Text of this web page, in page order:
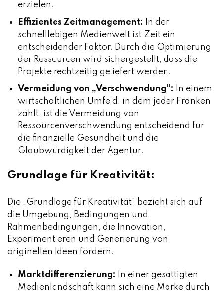
erzielen.
Effizientes Zeitmanagement: In der
schnelllebigen Medienwelt ist Zeit ein
entscheidender Faktor. Durch die Optimierung
der Ressourcen wird sichergestellt, dass die
Projekte rechtzeitig geliefert werden.
Vermeidung von „Verschwendung“: In einem
wirtschaftlichen Umfeld, in dem jeder Franken
zählt, ist die Vermeidung von
Ressourcenverschwendung entscheidend für
die finanzielle Gesundheit und die
Glaubwürdigkeit der Agentur.
Grundlage für Kreativität:
Die „Grundlage für Kreativität“ bezieht sich auf
die Umgebung, Bedingungen und
Rahmenbedingungen, die Innovation,
Experimentieren und Generierung von
originellen Ideen fördern.
Marktdifferenzierung: In einer gesättigten
Medienlandschaft kann sich eine Marke durch